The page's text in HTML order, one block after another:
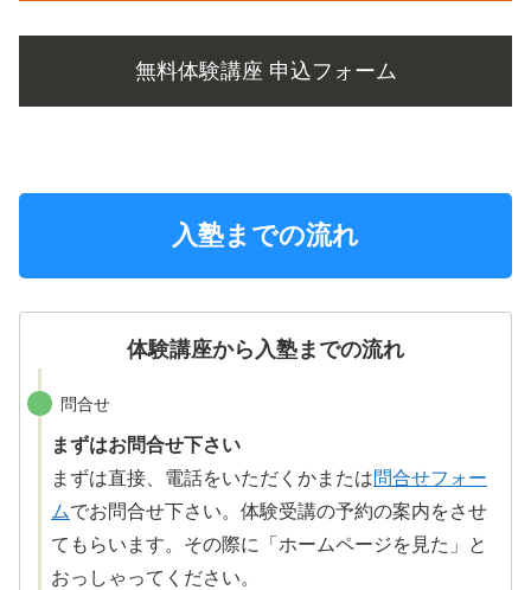
無料体験講座 申込フォーム
入塾までの流れ
体験講座から入塾までの流れ
問合せ
まずはお問合せ下さい
まずは直接、電話をいただくかまたは問合せフォー
ムでお問合せ下さい。体験受講の予約の案内をさせ
てもらいます。その際に「ホームページを見た」と
おっしゃってください。